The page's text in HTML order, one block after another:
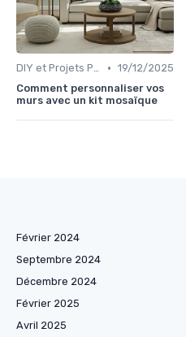
DIY et Projets Personnalisés • 19/12/2025
Comment personnaliser vos
murs avec un kit mosaïque
Février 2024
Septembre 2024
Décembre 2024
Février 2025
Avril 2025